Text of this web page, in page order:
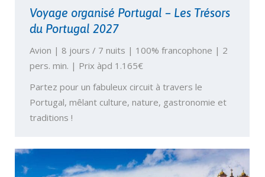
Voyage organisé Portugal – Les Trésors
du Portugal 2027
Avion | 8 jours / 7 nuits | 100% francophone | 2
pers. min. | Prix àpd 1.165€
Partez pour un fabuleux circuit à travers le
Portugal, mêlant culture, nature, gastronomie et
traditions !